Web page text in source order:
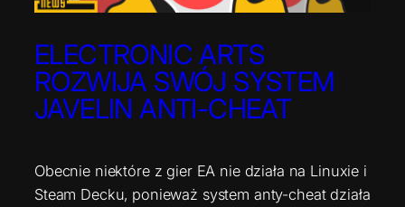
ELECTRONIC ARTS
ROZWIJA SWÓJ SYSTEM
JAVELIN ANTI-CHEAT
Obecnie niektóre z gier EA nie działa na Linuxie i
Steam Decku, ponieważ system anty-cheat działa